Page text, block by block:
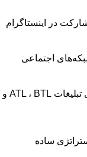
معنا و تفاوت استراتژی تبلیغات ATL ، BTL و